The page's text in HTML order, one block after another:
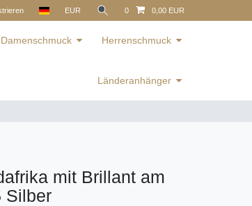
EUR 0 0,00 EUR
Damenschmuck Herrenschmuck
Länderanhänger
mit Brillant am
Silber